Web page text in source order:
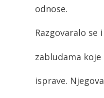
odnose.
Razgovaralo
zabludama
isprave.